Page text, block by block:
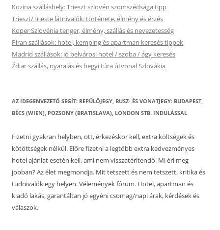
Kozina szálláshely: Trieszt szlovén szomszédsága tipp
Trieszt/Trieste látnivalók: története, élmény és érzés
Koper Szlovénia tenger, élmény, szállás és nevezetesség
Piran szállások: hotel, kemping és apartman keresés tippek
Madrid szállások: jó belvárosi hotel / szoba / ágy keresés
Ždiar szállás, nyaralás és hegyi túra útvonal Szlovákia
AZ IDEGENVEZETŐ SEGÍT: REPÜLŐJEGY, BUSZ- ÉS VONATJEGY: BUDAPEST,
BÉCS (WIEN), POZSONY (BRATISLAVA), LONDON STB. INDULÁSSAL
Fizetni gyakran helyben, ott, érkezéskor kell, extra költségek és
kötöttségek nélkül. Előre fizetni a legtöbb extra kedvezményes
hotel ajánlat esetén kell, ami nem visszatérítendő. Mi éri meg
jobban? Az élet megmondja. Mit tetszett és nem tetszett, kritika és
tudnivalók egy helyen. Vélemények fórum. Hotel, apartman és
kiadó lakás, garantáltan jó egyéni csomag/napi árak, kérdések és
válaszok.